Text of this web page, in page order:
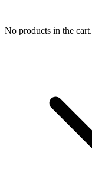
No products in the cart.